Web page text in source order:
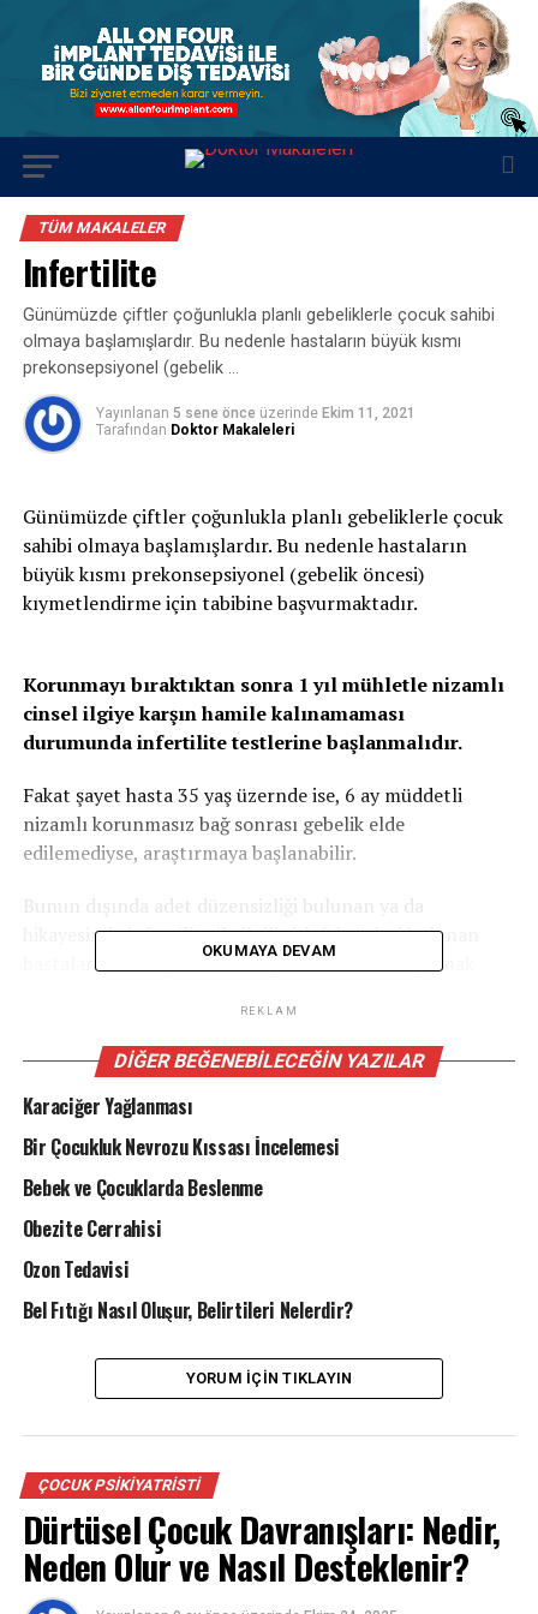
TÜM MAKALELER
Infertilite
Günümüzde çiftler çoğunlukla planlı gebeliklerle çocuk sahibi
olmaya başlamışlardır. Bu nedenle hastaların büyük kısmı
prekonsepsiyonel (gebelik …
Yayınlanan 5 sene önce üzerinde Ekim 11, 2021
Tarafından Doktor Makaleleri
Günümüzde çiftler çoğunlukla planlı gebeliklerle çocuk
sahibi olmaya başlamışlardır. Bu nedenle hastaların
büyük kısmı prekonsepsiyonel (gebelik öncesi)
kıymetlendirme için tabibine başvurmaktadır.
Korunmayı bıraktıktan sonra 1 yıl mühletle nizamlı
cinsel ilgiye karşın hamile kalınamaması
durumunda infertilite testlerine başlanmalıdır.
Fakat şayet hasta 35 yaş üzernde ise, 6 ay müddetli
nizamlı korunmasız bağ sonrası gebelik elde
edilemediyse, araştırmaya başlanabilir.
Bunun dışında adet düzensizliği bulunan ya da
hikayesinde infertilite ile ilgili risk faktörleri bulunan
hastalarda da değerlendirmeye daha erken başlamak
Çocuk sahibi olamayan çiftlerin yaklaşık üçte birinde
sebep erkekten, üçte birinde ,kadından kaynaklı olup,
geri kalanında ise hiçbir sebep bulunamayabilir.Hiç
sebep bulunamayan hastalar için de başarılı tedavi
teknikleri mevcuttur.
hormonal problemler, ya da genital organlarla ilgili
meselelere bağlı infertilite saptanır. Bayanlar için yaş
fertilite açısından değerli bir faktördür.
OKUMAYA DEVAM
REKLAM
DIĞER BEĞENEBILECEĞIN YAZILAR
Karaciğer Yağlanması
Bir Çocukluk Nevrozu Kıssası İncelemesi
Bebek ve Çocuklarda Beslenme
Obezite Cerrahisi
Ozon Tedavisi
Bel Fıtığı Nasıl Oluşur, Belirtileri Nelerdir?
YORUM İÇIN TIKLAYIN
ÇOCUK PSIKIYATRISTI
Dürtüsel Çocuk Davranışları: Nedir,
Neden Olur ve Nasıl Desteklenir?